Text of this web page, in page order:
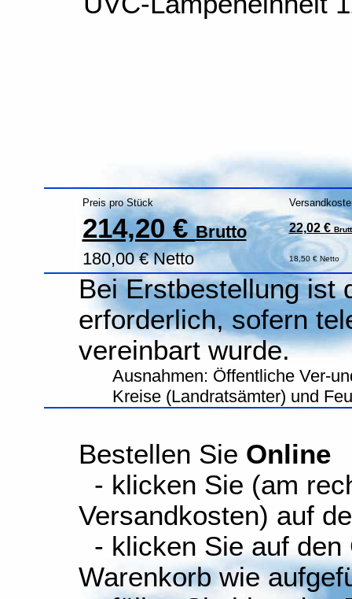
Preis pro Stück
214,20 €Brutto 22,02 €
180,00 € Netto 18,50 € Netto
Bei Erstbestellung ist
erforderlich, sofern
vereinbart wurde.
Ausnahmen: Öffentliche Ver-
Kreise (Landratsämter) und
Bestellen Sie Online
- klicken Sie (am
Versandkosten) auf
- klicken Sie auf
Warenkorb wie